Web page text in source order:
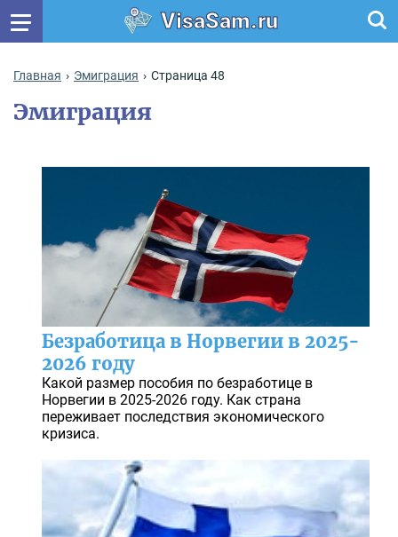
VisaSam.ru
Главная Эмиграция Страница 48
Эмиграция
Безработица в Норвегии в 2025-
2026 году
Какой размер пособия по безработице в
Норвегии в 2025-2026 году. Как страна
переживает последствия экономического
кризиса.